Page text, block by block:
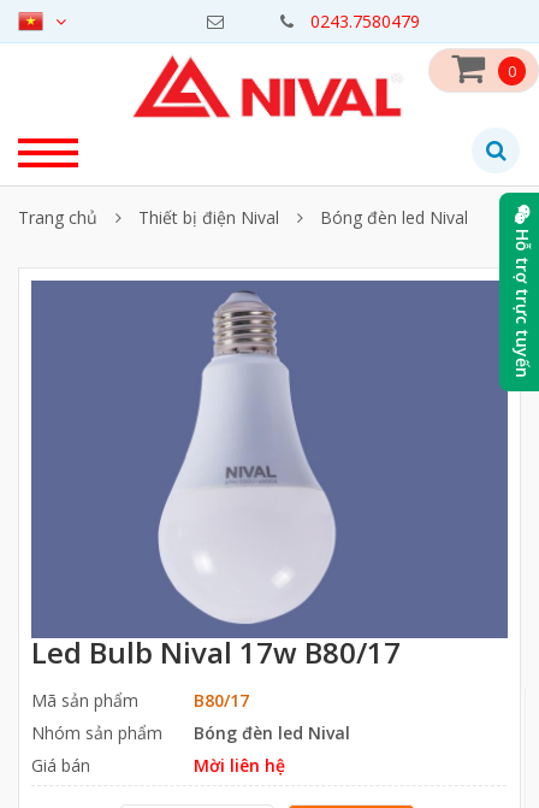
0243.7580479
0
Trang chủ Thiết bị điện Nival Bóng đèn led Nival
Led Bulb Nival 17w B80/17
Mã sản phẩm
B80/17
Nhóm sản phẩm
Bóng đèn led Nival
Giá bán
Mời liên hệ
Hỗ trợ trực tuyến